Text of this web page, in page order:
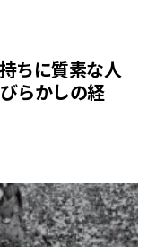
ちに質素な人
らかしの経